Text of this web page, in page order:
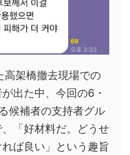
高架橋撤去現場での
出た中、今回の6・
候補者の支持者グル
「好材料だ。どうせ
ば良い」という趣旨